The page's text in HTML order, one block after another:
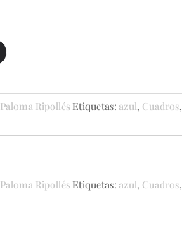
Paloma Ripollés Etiquetas: azul, Cuadros,
Paloma Ripollés Etiquetas: azul, Cuadros,